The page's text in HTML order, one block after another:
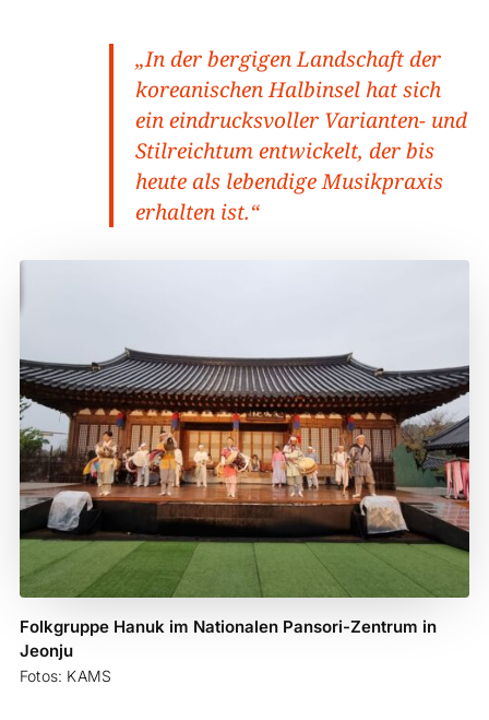
„In der bergigen Landschaft der
koreanischen Halbinsel hat sich
ein eindrucksvoller Varianten- und
Stilreichtum entwickelt, der bis
heute als lebendige Musikpraxis
erhalten ist.“
Folkgruppe Hanuk im Nationalen Pansori-Zentrum in
Jeonju
Fotos: KAMS